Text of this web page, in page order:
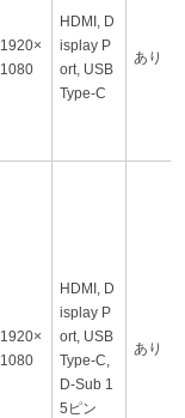
1920×
1080
HDMI, D
isplay P
ort, USB
Type-C
あり
1920×
1080
HDMI, D
isplay P
ort, USB
Type-C,
D-Sub 1
5ピン
あり